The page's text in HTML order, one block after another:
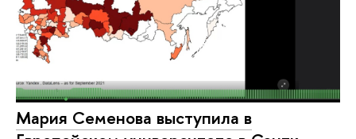
Мария Cеменова выступила в